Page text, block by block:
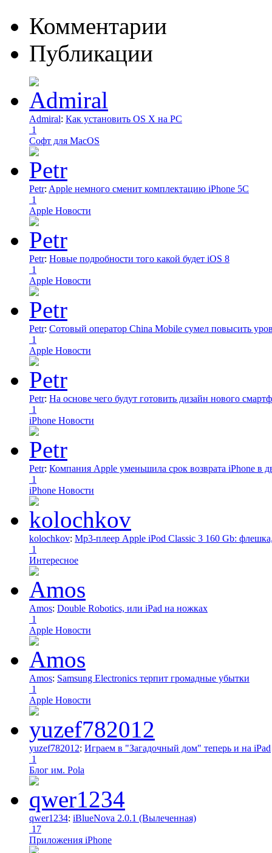
Комментарии
Публикации
Admiral: Как установить OS X на PC
1
Софт для MacOS
Petr: Apple немного сменит комплектацию iPhone 5C
1
Apple Новости
Petr: Новые подробности того какой будет iOS 8
1
Apple Новости
Petr: Сотовый оператор China Mobile сумел повысить
1
Apple Новости
Petr: На основе чего будут готовить дизайн нового
1
iPhone Новости
Petr: Компания Apple уменьшила срок возврата iPhone в
1
iPhone Новости
kolochkov: Mp3-плеер Apple iPod Classic 3 160 Gb:
1
Интересное
Amos: Double Robotics, или iPad на ножках
1
Apple Новости
Amos: Samsung Electronics терпит громадные убытки
1
Apple Новости
yuzef782012: Играем в "Загадочный дом" теперь и на iPad
1
Блог им. Pola
qwer1234: iBlueNova 2.0.1 (Вылеченная)
17
Приложения iPhone